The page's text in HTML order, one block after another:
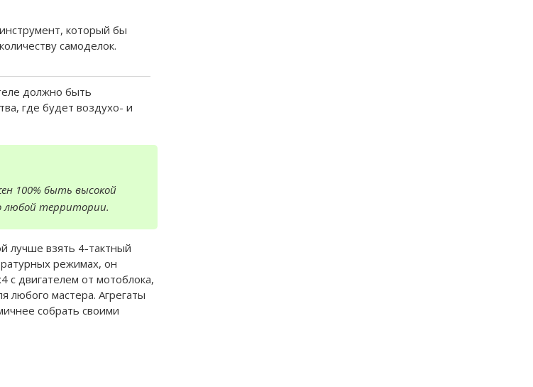
который бы
самоделок.
должно быть
где будет воздухо- и
100% быть высокой
любой территории.
лучше взять 4-тактный
режимах, он
с двигателем от мотоблока,
любого мастера. Агрегаты
собрать своими